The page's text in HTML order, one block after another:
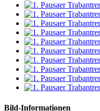
Bild-Informationen